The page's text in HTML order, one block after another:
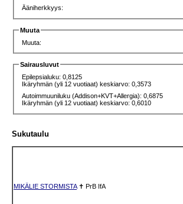
Ääniherkkyys:
Muuta
Muuta:
Sairausluvut
Epilepsialuku: 0,8125
Ikäryhmän (yli 12 vuotiaat) keskiarvo: 0,3573
Autoimmuuniluku (Addison+KVT+Allergia): 0,6875
Ikäryhmän (yli 12 vuotiaat) keskiarvo: 0,6010
Sukutaulu
MIKÄLIE STORMISTA✝ PrB IfA